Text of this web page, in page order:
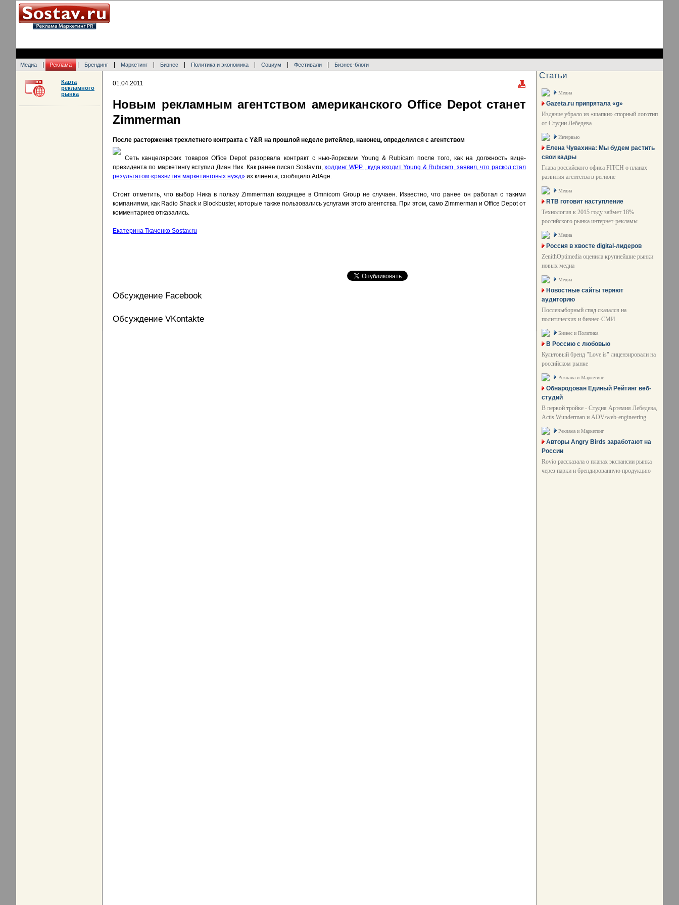
Медиа Реклама Брендинг Маркетинг Бизнес Политика и экономика Социум Фестивали Бизнес-блоги
01.04.2011
Новым рекламным агентством американского Office Depot станет
Zimmerman
После расторжения трехлетнего контракта с Y&R на прошлой неделе ритейлер, наконец, определился с агентством
Сеть канцелярских товаров Office Depot разорвала контракт с нью-йоркским Young & Rubicam после того, как на должность вице-
президента по маркетингу вступил Диан Ник. Как ранее писал Sostav.ru,холдинг WPP , куда входит Young & Rubicam, заявил, что раскол стал
результатом «развития маркетинговых нужд» их клиента, сообщило AdAge.
Стоит отметить, что выбор Ника в пользу Zimmerman входящее в Omnicom Group не случаен. Известно, что ранее он работал с такими
компаниями, как Radio Shack и Blockbuster, которые также пользовались услугами этого агентства. При этом, само Zimmerman и Office Depot от
комментариев отказались.
Екатерина Ткаченко Sostav.ru
Обсуждение Facebook
Обсуждение VKontakte
Карта
рекламного
рынка
Статьи
Медиа
Gazeta.ru припрятала «g»
Издание убрало из «шапки» спорный логотип
от Студии Лебедева
Интервью
Елена Чувахина: Мы будем растить
свои кадры
Глава российского офиса FITCH о планах
развития агентства в регионе
Медиа
RTB готовит наступление
Технология к 2015 году займет 18%
российского рынка интернет-рекламы
Медиа
Россия в хвосте digital-лидеров
ZenithOptimedia оценила крупнейшие рынки
новых медиа
Медиа
Новостные сайты теряют
аудиторию
Послевыборный спад сказался на
политических и бизнес-СМИ
Бизнес и Политика
В Россию с любовью
Культовый бренд "Love is" лицензировали на
российском рынке
Реклама и Маркетинг
Обнародован Единый Рейтинг веб-
студий
В первой тройке - Студия Артемия Лебедева,
Actis Wunderman и ADV/web-engineering
Реклама и Маркетинг
Авторы Angry Birds заработают на
России
Rovio рассказала о планах экспансии рынка
через парки и брендированную продукцию